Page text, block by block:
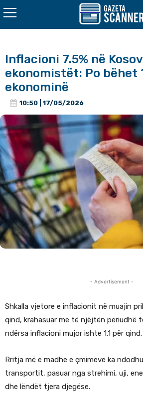
Inflacioni 7.5% në
ekonomistët: Po bëhet
ekonominë
10:50 | 17/05/2026
- Advertisement -
Shkalla vjetore e inflacionit në muajin
qind, krahasuar me të njëjtën periudhë
ndërsa inflacioni mujor ishte 1.1 për qind.
Rritja më e madhe e çmimeve ka
transportit, pasuar nga strehimi, uji,
dhe lëndët tjera djegëse.